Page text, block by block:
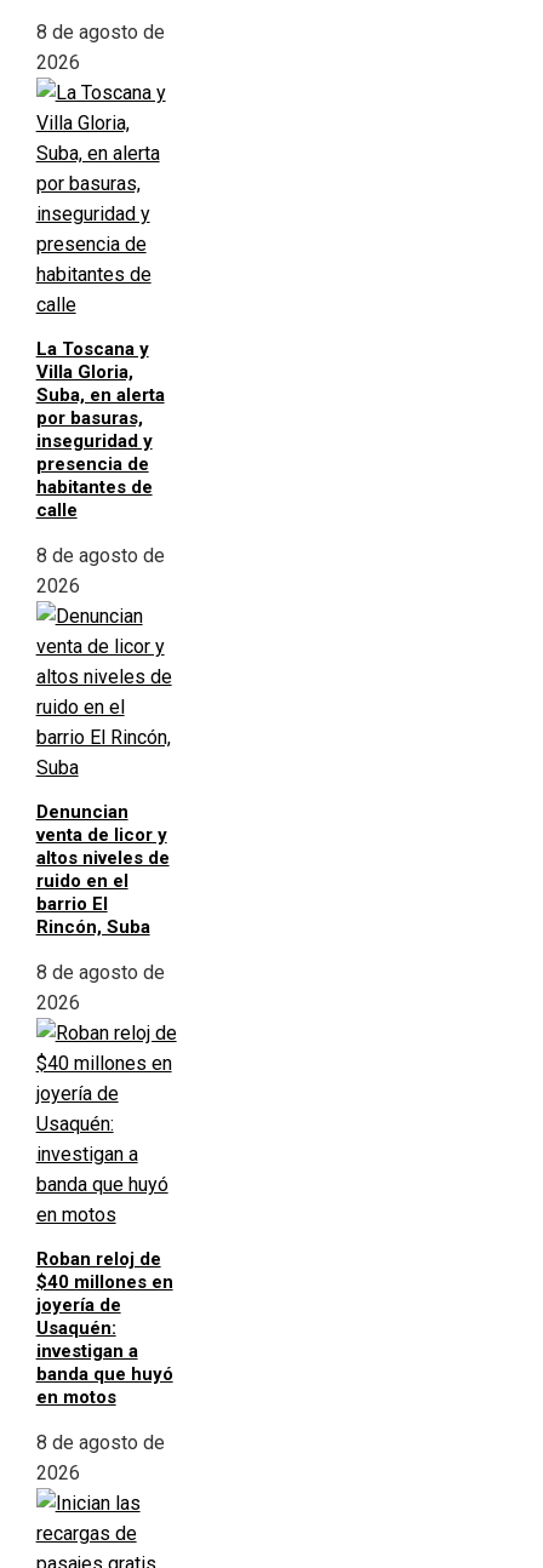
8 de agosto de
2026
La Toscana y
Villa Gloria,
Suba, en alerta
por basuras,
inseguridad y
presencia de
habitantes de
calle
8 de agosto de
2026
Denuncian
venta de licor y
altos niveles de
ruido en el
barrio El
Rincón, Suba
8 de agosto de
2026
Roban reloj de
$40 millones en
joyería de
Usaquén:
investigan a
banda que huyó
en motos
8 de agosto de
2026